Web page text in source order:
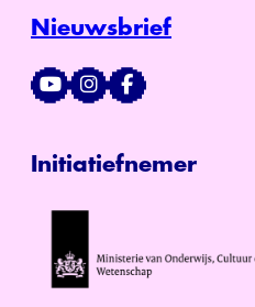
Nieuwsbrief
Initiatiefnemer